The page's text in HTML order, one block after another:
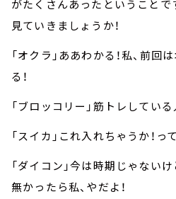
がたくさんあったということで
見ていきましょうか！
「オクラ」ああわかる！私、前
る！
「ブロッコリー」筋トレしてい
「スイカ」これ入れちゃうか！っ
「ダイコン」今は時期じゃない
無かったら私、やだよ！